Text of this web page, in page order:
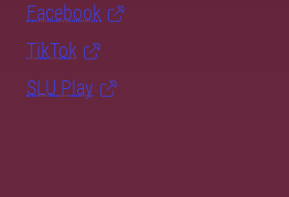
Facebook
TikTok
SLU Play